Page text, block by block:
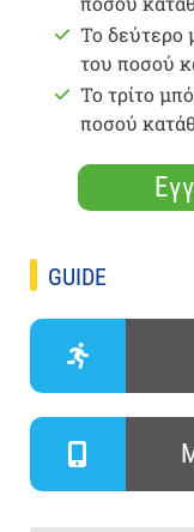
Το δεύτερο
του ποσού
Το τρίτο
ποσού
GUIDE